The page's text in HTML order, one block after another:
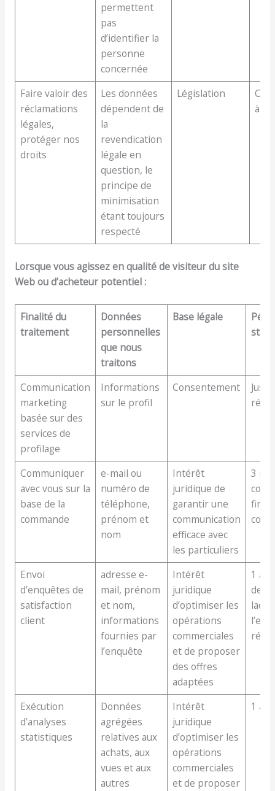
permettent
pas
d’identifier la
personne
concernée
Faire valoir des
réclamations
légales,
protéger nos
droits
Les données
dépendent de
la
revendication
légale en
question, le
principe de
minimisation
étant toujours
respecté
Législation
à la
Lorsque vous agissez en qualité de visiteur du site
Web ou d’acheteur potentiel :
Finalité du
traitement
Données
personnelles
que nous
traitons
Base légale
Communication
marketing
basée sur des
services de
profilage
Informations
sur le profil
Consentement
Communiquer
avec vous sur la
base de la
commande
e-mail ou
numéro de
téléphone,
prénom et
nom
Intérêt
juridique de
garantir une
communication
efficace avec
les particuliers
3
fin
Envoi
d’enquêtes de
satisfaction
client
adresse e-
mail, prénom
et nom,
informations
fournies par
l’enquête
Intérêt
juridique
d’optimiser les
opérations
commerciales
et de proposer
des offres
adaptées
1 an
de la
Exécution
d’analyses
statistiques
Données
agrégées
relatives aux
achats, aux
vues et aux
autres
Intérêt
juridique
d’optimiser les
opérations
commerciales
et de proposer
1